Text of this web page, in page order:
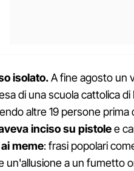
isolato.A fine agosto un
di una scuola cattolica
altre 19 persone prima
inciso su pistolee
meme: frasi popolari
un'allusione a un fumetto